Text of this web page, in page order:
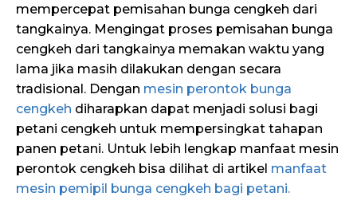
mempercepat pemisahan bunga cengkeh dari
tangkainya. Mengingat proses pemisahan bunga
cengkeh dari tangkainya memakan waktu yang
lama jika masih dilakukan dengan secara
tradisional. Dengan mesin perontok bunga
cengkeh diharapkan dapat menjadi solusi bagi
petani cengkeh untuk mempersingkat tahapan
panen petani. Untuk lebih lengkap manfaat mesin
perontok cengkeh bisa dilihat di artikel manfaat
mesin pemipil bunga cengkeh bagi petani.